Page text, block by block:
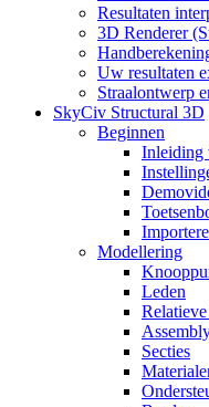
Resultaten
3D Renderer
Uw resultaten
Straalontwerp
SkyCiv Structural 3D
Beginnen
Inleiding
Modellering
Leden
Secties